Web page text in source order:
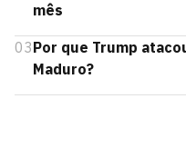
mês
03Por que Trump
Maduro?